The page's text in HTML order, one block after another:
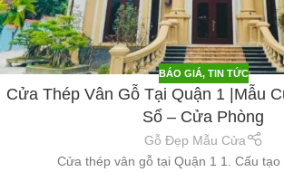
BÁO GIÁ, TIN TỨC
Cửa Thép Vân Gỗ Tại Quận 1 |Mẫu
Sổ – Cửa Phòng
Gỗ Đẹp Mẫu Cửa
Cửa thép vân gỗ tại Quận 1 1. Cấu tạo